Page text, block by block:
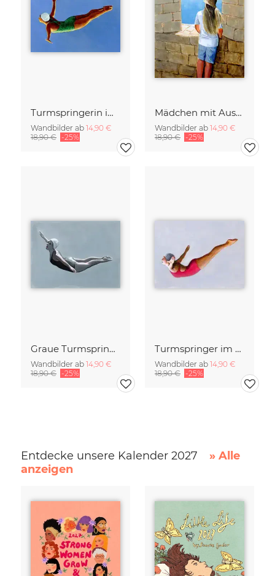
Turmspringerin im Grünem Badeanzug
Wandbilder ab 14,90 €
18,90 € -25%
Mädchen mit Ausblick
Wandbilder ab 14,90 €
18,90 € -25%
Graue Turmspringerin
Wandbilder ab 14,90 €
18,90 € -25%
Turmspringer im Roten Badeanzug
Wandbilder ab 14,90 €
18,90 € -25%
Entdecke unsere Kalender 2027
» Alle
anzeigen